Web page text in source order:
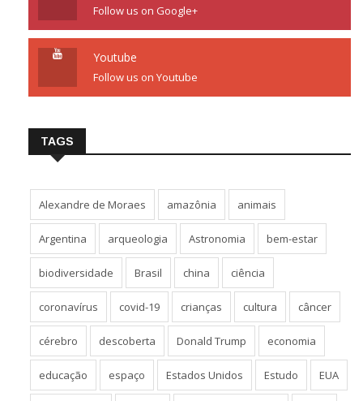
Follow us on Google+
Youtube
Follow us on Youtube
TAGS
Alexandre de Moraes amazônia animais
Argentina arqueologia Astronomia bem-estar
biodiversidade Brasil china ciência
coronavírus covid-19 crianças cultura câncer
cérebro descoberta Donald Trump economia
educação espaço Estados Unidos Estudo EUA